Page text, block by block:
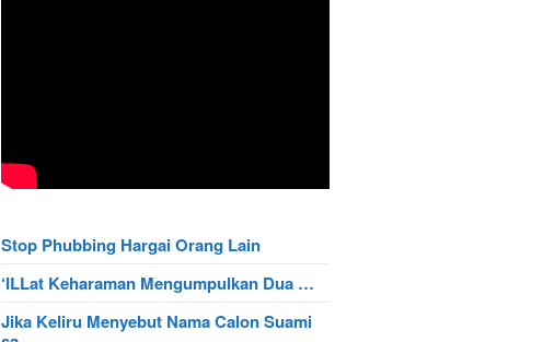
Stop Phubbing Hargai Orang Lain
‘ILLat Keharaman Mengumpulkan Dua …
Jika Keliru Menyebut Nama Calon Suami